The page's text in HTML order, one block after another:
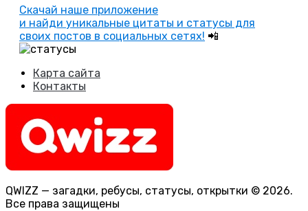
Скачай наше приложение
и найди уникальные цитаты и статусы для
своих постов в социальных сетях! 📲
Карта сайта
Контакты
QWIZZ — загадки, ребусы, статусы, открытки © 2026.
Все права защищены